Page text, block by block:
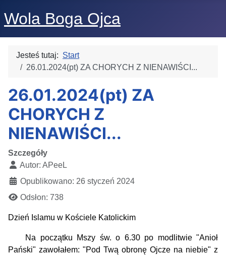
Wola Boga Ojca
Jesteś tutaj: Start
26.01.2024(pt) ZA CHORYCH Z NIENAWIŚCI...
26.01.2024(pt) ZA
CHORYCH Z
NIENAWIŚCI...
Szczegóły
Autor: APeeL
Opublikowano: 26 styczeń 2024
Odsłon: 738
Dzień Islamu w Kościele Katolickim
Na początku Mszy św. o 6.30 po modlitwie "Anioł
Pański" zawołałem: "Pod Twą obronę Ojcze na niebie" z